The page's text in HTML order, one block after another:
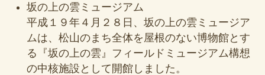
坂の上の雲ミュージアム
平成１９年４月２８日、坂の上の雲ミュージア
ムは、松山のまち全体を屋根のない博物館とす
る『坂の上の雲』フィールドミュージアム構想
の中核施設として開館しました。